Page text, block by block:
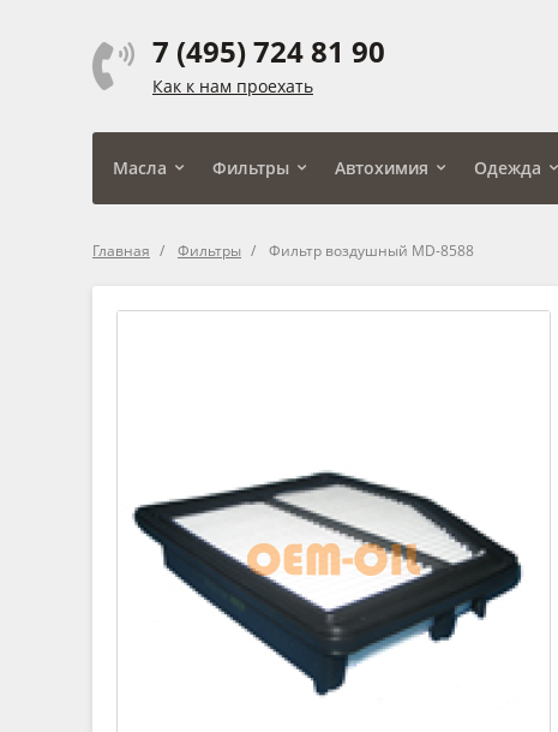
7 (495) 724 81 90
Как к нам проехать
Масла Фильтры Автохимия Одежда
Главная Фильтры Фильтр воздушный MD-8588